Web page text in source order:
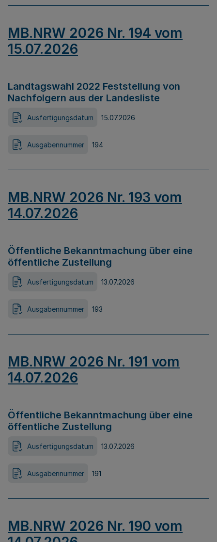
MB.NRW 2026 Nr. 194 vom
15.07.2026
Landtagswahl 2022 Feststellung von
Nachfolgern aus der Landesliste
Ausfertigungsdatum 15.07.2026
Ausgabennummer 194
MB.NRW 2026 Nr. 193 vom
14.07.2026
Öffentliche Bekanntmachung über eine
öffentliche Zustellung
Ausfertigungsdatum 13.07.2026
Ausgabennummer 193
MB.NRW 2026 Nr. 191 vom
14.07.2026
Öffentliche Bekanntmachung über eine
öffentliche Zustellung
Ausfertigungsdatum 13.07.2026
Ausgabennummer 191
MB.NRW 2026 Nr. 190 vom